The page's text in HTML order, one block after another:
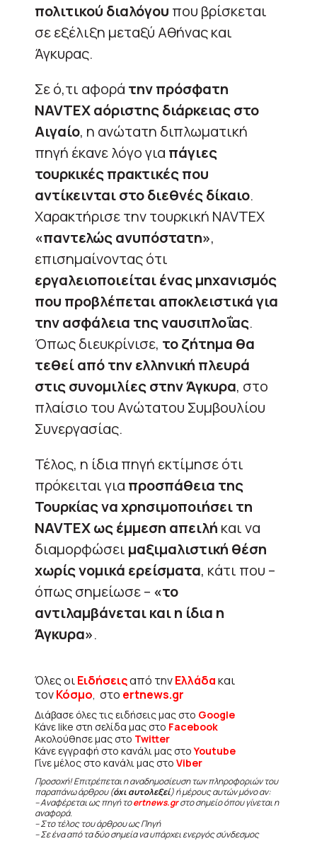
πολιτικού διαλόγου που βρίσκεται
σε εξέλιξη μεταξύ Αθήνας και
Άγκυρας.
Σε ό,τι αφορά την πρόσφατη
NAVTEX αόριστης διάρκειας στο
Αιγαίο, η ανώτατη διπλωματική
πηγή έκανε λόγο για πάγιες
τουρκικές πρακτικές που
αντίκεινται στο διεθνές δίκαιο.
Χαρακτήρισε την τουρκική NAVTEX
«παντελώς ανυπόστατη»,
επισημαίνοντας ότι
εργαλειοποιείται ένας μηχανισμός
που προβλέπεται αποκλειστικά για
την ασφάλεια της ναυσιπλοΐας.
Όπως διευκρίνισε, το ζήτημα θα
τεθεί από την ελληνική πλευρά
στις συνομιλίες στην Άγκυρα, στο
πλαίσιο του Ανώτατου Συμβουλίου
Συνεργασίας.
Τέλος, η ίδια πηγή εκτίμησε ότι
πρόκειται για προσπάθεια της
Τουρκίας να χρησιμοποιήσει τη
NAVTEX ως έμμεση απειλή και να
διαμορφώσει μαξιμαλιστική θέση
χωρίς νομικά ερείσματα, κάτι που –
όπως σημείωσε – «το
αντιλαμβάνεται και η ίδια η
Άγκυρα».
Όλες οιΕιδήσειςαπό τηνΕλλάδακαι
τονΚόσμο, στο ertnews.gr
Διάβασε όλες τις ειδήσεις μας στο Google
Κάνε like στη σελίδα μας στο Facebook
Ακολούθησε μας στο Twitter
Κάνε εγγραφή στο κανάλι μας στοYoutube
Γίνε μέλος στο κανάλι μας στο Viber
Προσοχή! Επιτρέπεται η αναδημοσίευση των πληροφοριών του
παραπάνω άρθρου (όχι αυτολεξεί) ή μέρους αυτών μόνο αν:
– Αναφέρεται ως πηγή τοertnews.grστο σημείο όπου γίνεται η
αναφορά.
– Στο τέλος του άρθρου ως Πηγή
– Σε ένα από τα δύο σημεία να υπάρχει ενεργός σύνδεσμος